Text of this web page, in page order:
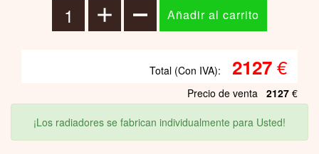
Total (Con IVA): 2127€
Precio de venta 2127 €
¡Los radiadores se fabrican individualmente para Usted!